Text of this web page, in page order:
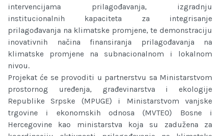
intervencijama prilagođavanja, izgradnju
institucionalnih kapaciteta za integrisanje
prilagođavanja na klimatske promjene, te demonstraciju
inovativnih načina finansiranja prilagođavanja na
klimatske promjene na subnacionalnom i lokalnom
nivou.
Projekat će se provoditi u partnerstvu sa Ministarstvom
prostornog uređenja, građevinarstva i ekologije
Republike Srpske (MPUGE) i Ministarstvom vanjske
trgovine i ekonomskih odnosa (MVTEO) Bosne i
Hercegovine kao ministarstva koja su zadužena za